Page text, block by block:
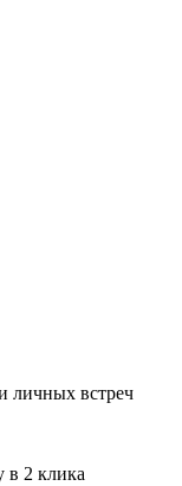
личных встреч
в 2 клика